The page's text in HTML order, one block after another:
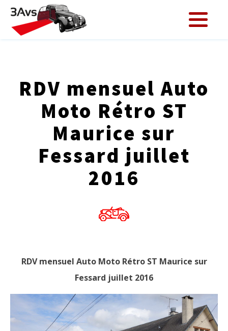
RDV mensuel Auto
Moto Rétro ST
Maurice sur
Fessard juillet
2016
RDV mensuel Auto Moto Rétro ST Maurice sur
Fessard juillet 2016